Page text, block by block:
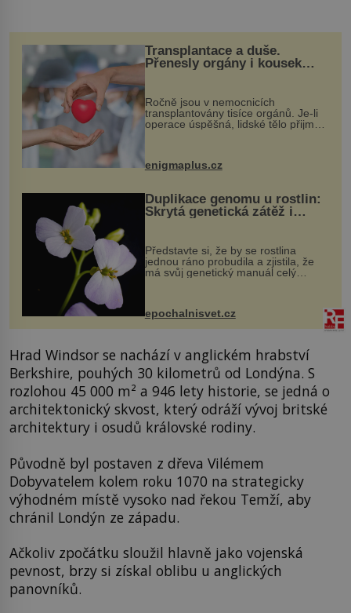
Transplantace a duše.
Přenesly orgány i kousek
Ročně jsou v nemocnicích
transplantovány tisíce orgánů. Je-li
operace úspěšná, lidské tělo přijme
enigmaplus.cz
Duplikace genomu u rostlin:
Skrytá genetická zátěž i
Představte si, že by se rostlina
jednou ráno probudila a zjistila, že
má svůj genetický manuál celý
vstupenka...
epochalnisvet.cz
Hrad Windsor se nachází v anglickém hrabství
Berkshire, pouhých 30 kilometrů od Londýna. S
rozlohou 45 000 m² a 946 lety historie, se jedná o
architektonický skvost, který odráží vývoj britské
architektury i osudů královské rodiny.
Původně byl postaven z dřeva Vilémem
Dobyvatelem kolem roku 1070 na strategicky
výhodném místě vysoko nad řekou Temží, aby
chránil Londýn ze západu.
Ačkoliv zpočátku sloužil hlavně jako vojenská
pevnost, brzy si získal oblibu u anglických
panovníků.